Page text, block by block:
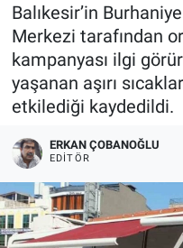
Balıkesir’in
Merkezi tarafından
kampanyası ilgi
yaşanan aşırı
etkilediği kaydedildi.
ERKAN ÇOBANOĞLU
EDITÖR
Tüm Manşetler
Son Dakika
Haber Arşivi